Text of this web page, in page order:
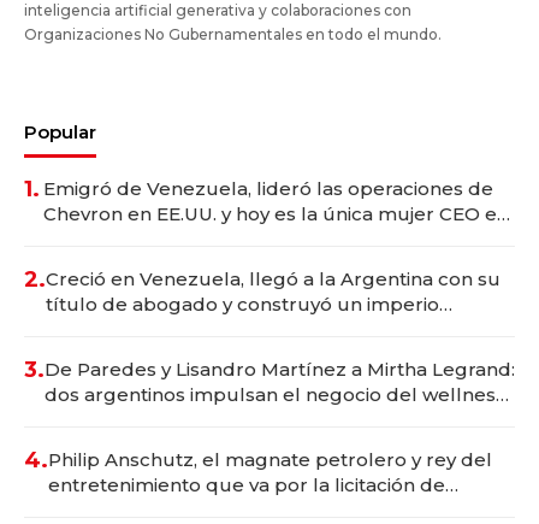
inteligencia artificial generativa y colaboraciones con
Organizaciones No Gubernamentales en todo el mundo.
Popular
1. Emigró de Venezuela, lideró las operaciones de
Chevron en EE.UU. y hoy es la única mujer CEO en
2.Creció en Venezuela, llegó a la Argentina con su
título de abogado y construyó un imperio
3.De Paredes y Lisandro Martínez a Mirtha Legrand:
dos argentinos impulsan el negocio del wellness
4.Philip Anschutz, el magnate petrolero y rey del
entretenimiento que va por la licitación de